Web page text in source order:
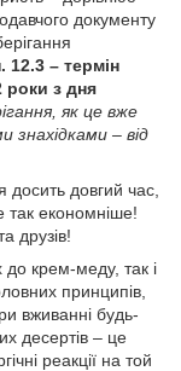
документу
12.3 – термін
роки з дня
як це вже
знахідками – від
довгий час,
так економніше!
друзів!
до крем-меду, так і
принципів,
вживанні будь-
десертів – це
реакції на той